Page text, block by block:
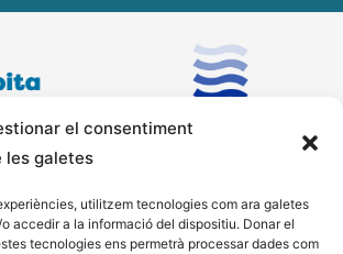
el consentiment
les galetes
utilitzem tecnologies com ara galetes
accedir a la informació del dispositiu. Donar el
tecnologies ens permetrà processar dades com